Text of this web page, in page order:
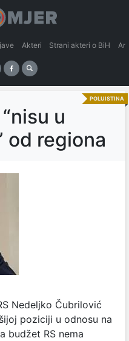
Akteri Strani akteri o BiH
POLUISTINA
u
od regiona
Nedeljko Čubrilović
poziciji u odnosu na
budžet RS nema